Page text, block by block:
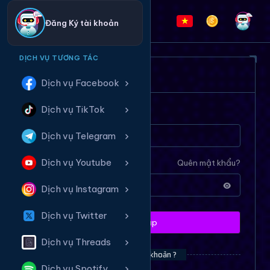
Đăng Ký tài khoản
DỊCH VỤ TƯƠNG TÁC
Dịch vụ Facebook
Dịch vụ TikTok
Dịch vụ Telegram
Dịch vụ Youtube
Dịch vụ Instagram
Dịch vụ Twitter
Dịch vụ Threads
ĐĂNG NHẬP HỆ THỐNG
Tên tài khoản
Quên mật khẩu?
Mật khẩu
Đăng nhập
Bạn chưa có tài khoản ?